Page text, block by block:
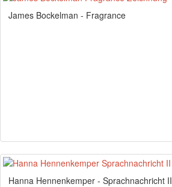
James Bockelman - Fragrance
Hanna Hennenkemper - Sprachnachricht II